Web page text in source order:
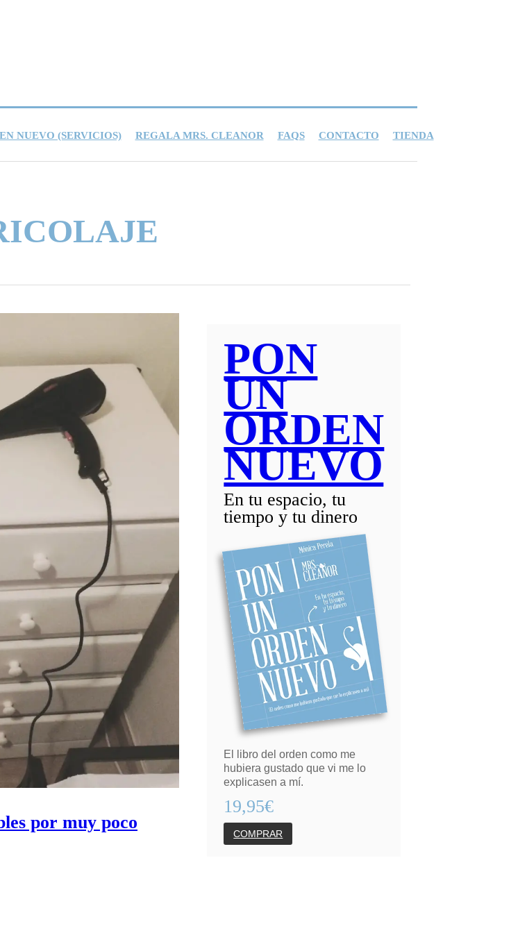
NUEVO (SERVICIOS) REGALA MRS. CLEANOR FAQS CONTACTO TIENDA
por muy poco
PON
UN
ORDEN
NUEVO
En tu espacio, tu
tiempo y tu dinero
El libro del orden como me
hubiera gustado que vi me lo
explicasen a mí.
19,95€
COMPRAR